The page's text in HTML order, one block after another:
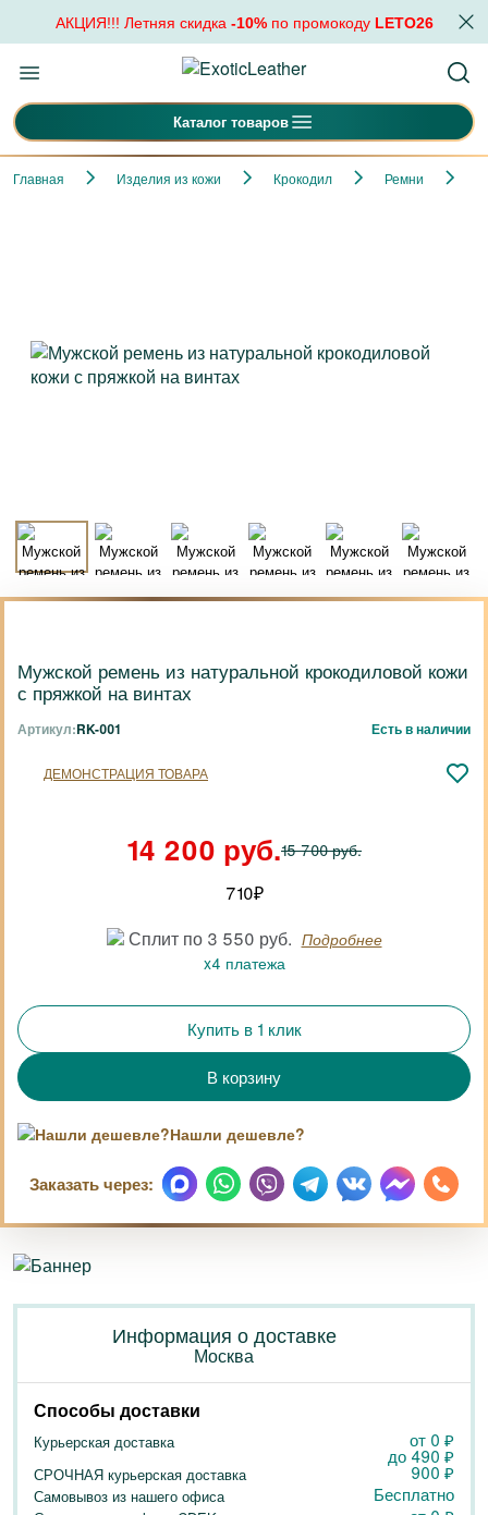
АКЦИЯ!!! Летняя скидка -10%по промокоду LETO26
Каталог товаров
Главная Изделия из кожи Крокодил Ремни
Мужской ремень из натуральной крокодиловой кожи
с пряжкой на винтах
Артикул:RK-001 Есть в наличии
ДЕМОНСТРАЦИЯ ТОВАРА
14 200 руб.15 700 руб.
710₽
Сплит по 3 550 руб. Подробнее
x4 платежа
Купить в 1 клик
Нашли дешевле?
Заказать через:
Информация о доставке
Москва
Способы доставки
Курьерская доставка от 0 ₽
до 490 ₽
СРОЧНАЯ курьерская доставка 900 ₽
Самовывоз из нашего офиса Бесплатно